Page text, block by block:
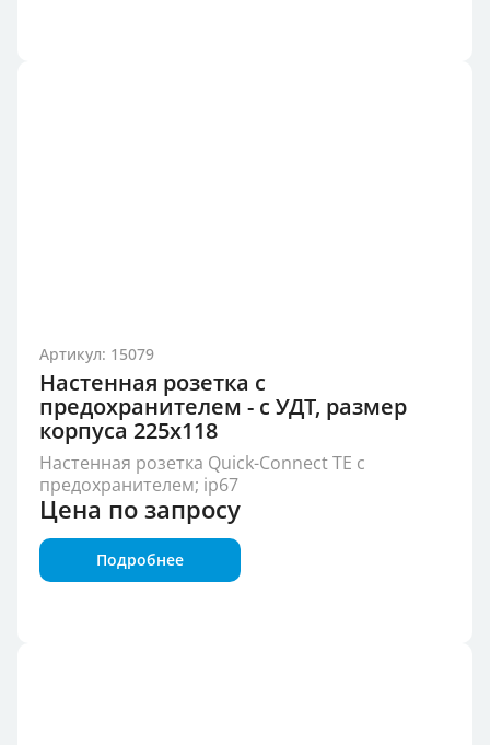
Артикул: 15079
Настенная розетка с
предохранителем - с УДТ, размер
корпуса 225x118
Настенная розетка Quick-Connect TE с
предохранителем; ip67
Цена по запросу
Подробнее